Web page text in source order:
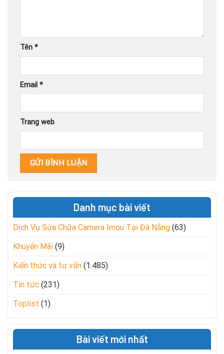
Tên *
Email *
Trang web
Danh mục bài viết
Dịch Vụ Sửa Chữa Camera Imou Tại Đà Nẵng (63)
Khuyến Mãi (9)
Kiến thức và tư vấn (1.485)
Tin tức (231)
Toplist (1)
Bài viết mới nhất